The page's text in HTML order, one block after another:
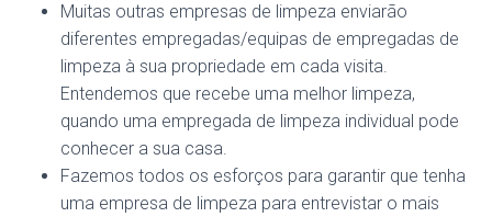
Muitas outras empresas de limpeza enviarão
diferentes empregadas/equipas de empregadas de
limpeza à sua propriedade em cada visita.
Entendemos que recebe uma melhor limpeza,
quando uma empregada de limpeza individual pode
conhecer a sua casa.
Fazemos todos os esforços para garantir que tenha
uma empresa de limpeza para entrevistar o mais